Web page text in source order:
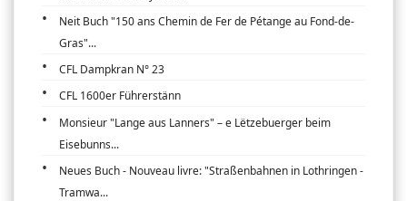
Neit Buch "150 ans Chemin de Fer de Pétange au Fond-de-
Gras"...
CFL Dampkran N° 23
CFL 1600er Führerstänn
Monsieur "Lange aus Lanners" – e Lëtzebuerger beim
Eisebunns...
Neues Buch - Nouveau livre: "Straßenbahnen in Lothringen -
Tramwa...